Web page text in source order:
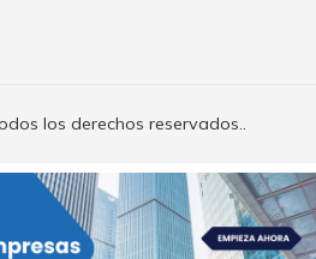
los derechos reservados..